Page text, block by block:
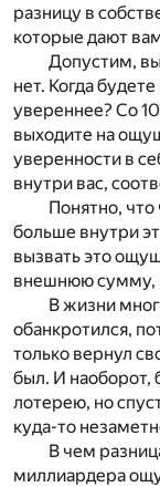
разницу в
которые дают
Допустим,
нет. Когда
увереннее? Со
выходите на
уверенности в
внутри вас,
Понятно,
больше внутри
вызвать это
внешнюю сумму,
В жизни
обанкротился,
только вернул
был. И наоборот,
лотерею, но
куда-то
В чем
миллиардера